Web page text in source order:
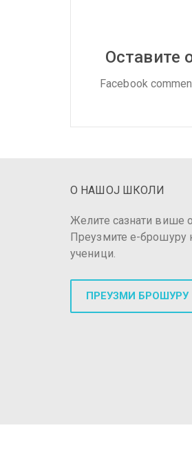
Оставите
Facebook
О НАШОЈ ШКОЛИ
Желите сазнати више
Преузмите е-брошуру
ученици.
ПРЕУЗМИ БРОШУРУ